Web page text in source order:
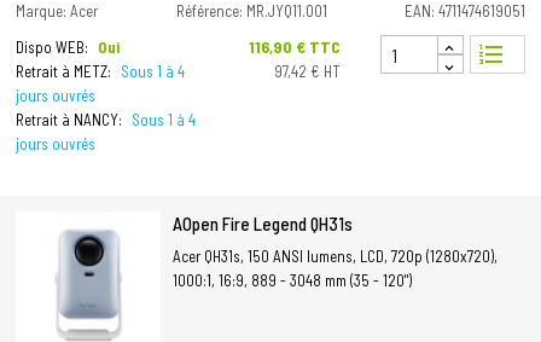
Marque: Acer Référence: MR.JYQ11.001
EAN: 4711474619051
Dispo WEB:
Oui
Retrait à METZ:
Sous 1 à 4
jours ouvrés
Retrait à NANCY:
Sous 1 à 4
jours ouvrés
Prix
116,90 € TTC
97,42 € HT
format_list_numbered
AOpen Fire Legend QH31s
Acer QH31s, 150 ANSI lumens, LCD, 720p (1280x720),
1000:1, 16:9, 889 - 3048 mm (35 - 120")